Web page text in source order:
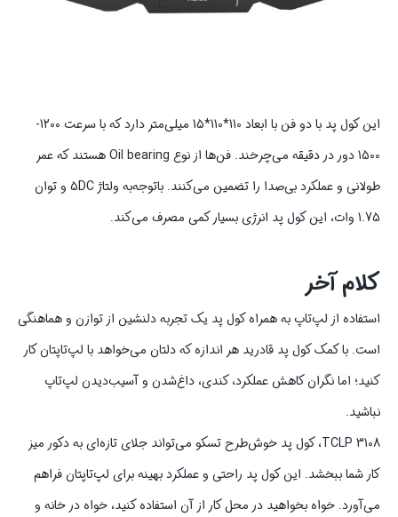
این کول پد با دو فن با ابعاد 110*110*15 میلی‌متر دارد که با سرعت 1200-
1500 دور در دقیقه می‌چرخند. فن‌ها از نوع Oil bearing هستند که عمر
طولانی و عملکرد بی‌صدا را تضمین می‌کنند. باتوجه‌به ولتاژ 5DC و توان
1.75 وات، این کول پد انرژی بسیار کمی مصرف می‌کند.
کلام آخر
استفاده از لپ‌تاپ به همراه کول پد یک تجربه دلنشین از توازن و هماهنگی
است. با کمک کول پد قادرید هر اندازه که دلتان می‌خواهد با لپ‌تاپتان کار
کنید؛ اما نگران کاهش عملکرد، کندی، داغ‌شدن و آسیب‌دیدن لپ‌تاپ
نباشید.
TCLP 3108، کول پد خوش‌طرح تسکو می‌تواند جلای تازه‌ای به دکور میز
کار شما ببخشد. این کول پد راحتی و عملکرد بهینه برای لپ‌تاپتان فراهم
می‌آورد. خواه بخواهید در محل کار از آن استفاده کنید، خواه در خانه و